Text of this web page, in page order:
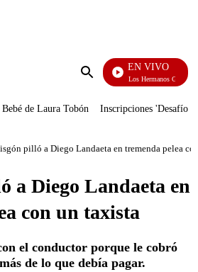
Enviar
EN VIVO
Cuentos De Los Hermanos Grimm
Bebé de Laura Tobón Inscripciones 'Desafío'
pilló a Diego Landaeta en tremenda pelea
a Diego Landaeta en
con un taxista
el conductor porque le cobró
de lo que debía pagar.